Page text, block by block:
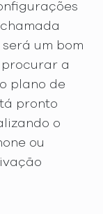
será um bom
procurar a
plano de
pronto
o
ou